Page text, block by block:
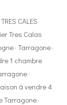
CALES
Tres Calas
· Tarragone ·
1 chambre
·
à vendre 4
Tarragone ·